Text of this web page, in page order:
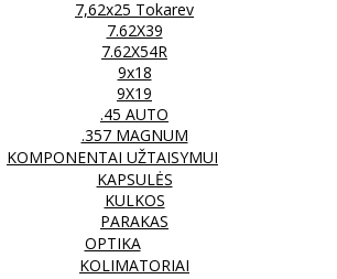
7,62x25 Tokarev
7.62X39
7.62X54R
9x18
9X19
.45 AUTO
.357 MAGNUM
KOMPONENTAI UŽTAISYMUI
KAPSULĖS
KULKOS
PARAKAS
OPTIKA
KOLIMATORIAI